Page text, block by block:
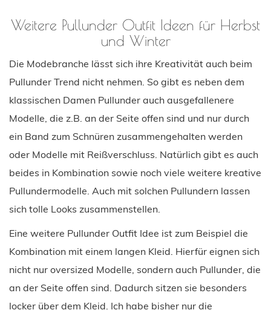
Weitere Pullunder Outfit Ideen für Herbst
und Winter
Die Modebranche lässt sich ihre Kreativität auch beim
Pullunder Trend nicht nehmen. So gibt es neben dem
klassischen Damen Pullunder auch ausgefallenere
Modelle, die z.B. an der Seite offen sind und nur durch
ein Band zum Schnüren zusammengehalten werden
oder Modelle mit Reißverschluss. Natürlich gibt es auch
beides in Kombination sowie noch viele weitere kreative
Pullundermodelle. Auch mit solchen Pullundern lassen
sich tolle Looks zusammenstellen.
Eine weitere Pullunder Outfit Idee ist zum Beispiel die
Kombination mit einem langen Kleid. Hierfür eignen sich
nicht nur oversized Modelle, sondern auch Pullunder, die
an der Seite offen sind. Dadurch sitzen sie besonders
locker über dem Kleid. Ich habe bisher nur die